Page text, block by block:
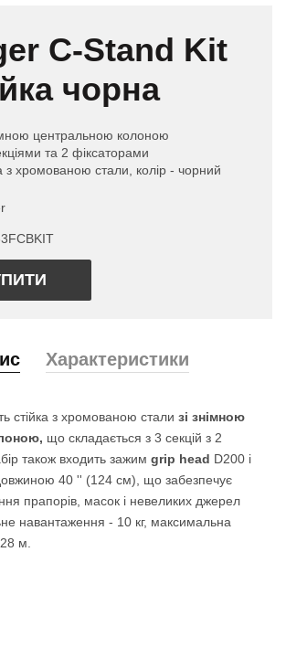
C-Stand Kit
чорна
центральною колоною
та 2 фіксаторами
з хромованою стали, колір - чорний
Характеристики
стійка з хромованою стали зі знімною
що складається з 3 секцій з 2
також входить зажим grip head D200 і
40 '' (124 см), що забезпечує
прапорів, масок і невеликих джерел
навантаження - 10 кг, максимальна
м.